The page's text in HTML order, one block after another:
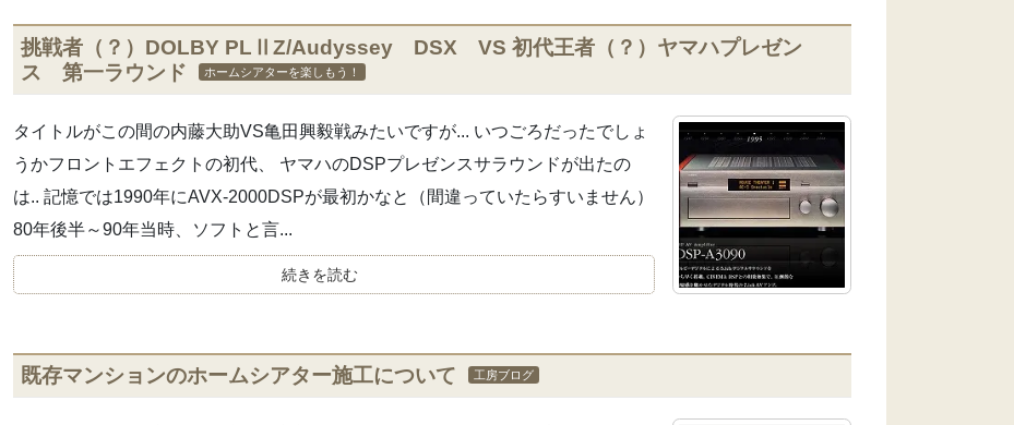
挑戦者（？）DOLBY PLⅡZ/Audyssey DSX VS 初代王者（？）ヤマハプレゼン
ス 第一ラウンド
ホームシアターを楽しもう！
タイトルがこの間の内藤大助VS亀田興毅戦みたいですが... いつごろだったでしょ
うかフロントエフェクトの初代、 ヤマハのDSPプレゼンスサラウンドが出たの
は.. 記憶では1990年にAVX-2000DSPが最初かなと（間違っていたらすいません）
80年後半～90年当時、ソフトと言...
続きを読む
既存マンションのホームシアター施工について 工房ブログ